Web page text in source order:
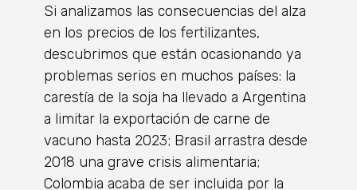
Si analizamos las consecuencias del alza
en los precios de los fertilizantes,
descubrimos que están ocasionando ya
problemas serios en muchos países: la
carestía de la soja ha llevado a Argentina
a limitar la exportación de carne de
vacuno hasta 2023; Brasil arrastra desde
2018 una grave crisis alimentaria;
Colombia acaba de ser incluida por la